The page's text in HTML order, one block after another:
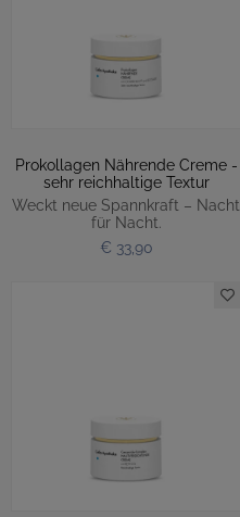
Prokollagen Nährende Creme -
sehr reichhaltige Textur
Weckt neue Spannkraft – Nacht
für Nacht.
€ 33,90